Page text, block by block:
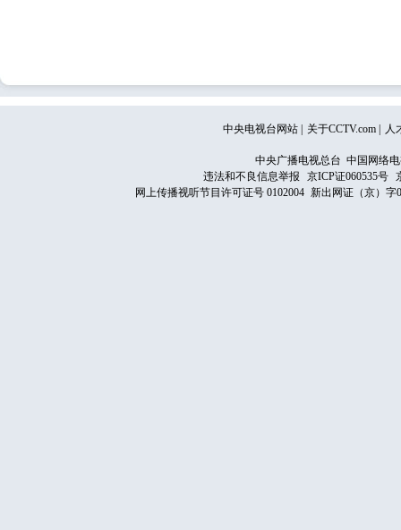
中央电视台网站 关于CCTV.com 人
中央广播电视总台 中国网络
违法和不良信息举报
京ICP证060535号
网上传播视听节目许可证号 0102004 新出网证（京）